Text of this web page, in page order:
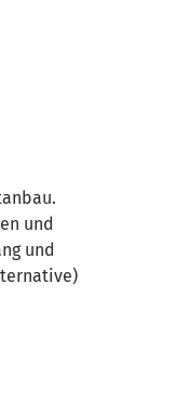
und
und